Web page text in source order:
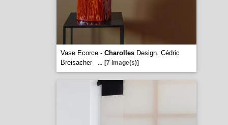
Vase Ecorce - CharollesDesign. Cédric
Breisacher
... [7 image(s)]